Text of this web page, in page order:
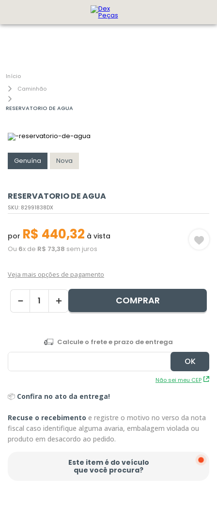
Caminhão
RESERVATORIO DE AGUA
Genuína Nova
RESERVATORIO DE AGUA
SKU: 82991838DX
por R$ 440,32 à vista
Ou 6x de R$ 73,38 sem juros
Veja mais opções de pagamento
＋
－ COMPRAR
Não sei meu CEP
📦 Confira no ato da entrega!
Recuse o recebimento e registre o motivo no verso da nota
fiscal caso identifique alguma avaria, embalagem violada ou
produto em desacordo ao pedido.
Este item é do veículo
que você procura?